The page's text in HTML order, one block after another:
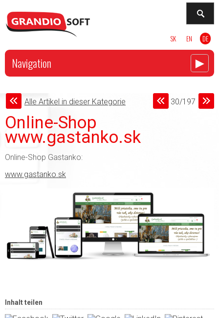
SK EN DE
Navigation ►
Alle Artikel in dieser Kategorie 30/197
Online-Shop
www.gastanko.sk
Online-Shop Gastanko:
www.gastanko.sk
Inhalt teilen